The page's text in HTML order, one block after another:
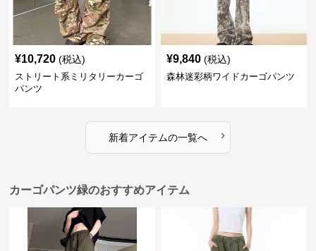
¥10,720 (税込)
ストリート系ミリタリーカーゴ
パンツ
¥9,840 (税込)
森林迷彩柄ワイドカーゴパンツ
新着アイテムの一覧へ ›
カーゴパンツ緑のおすすめアイテム